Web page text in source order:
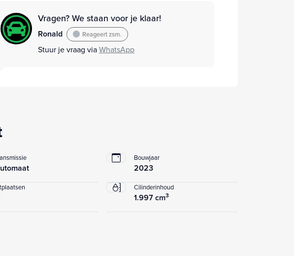
Vragen? We staan voor je klaar!
Ronald Reageert zsm.
Stuur je vraag viaWhatsApp
Bouwjaar
2023
Cilinderinhoud
1.997 cm3